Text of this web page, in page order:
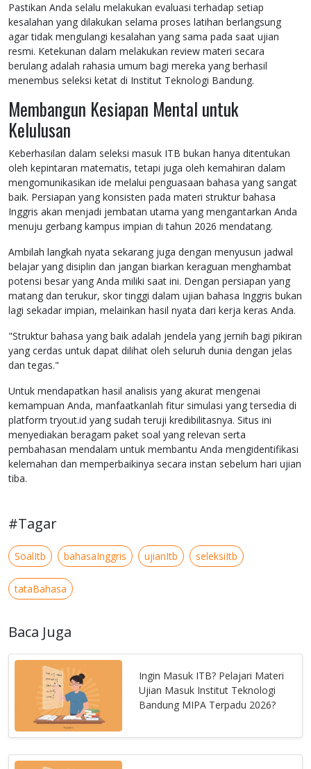
Pastikan Anda selalu melakukan evaluasi terhadap setiap
kesalahan yang dilakukan selama proses latihan berlangsung
agar tidak mengulangi kesalahan yang sama pada saat ujian
resmi. Ketekunan dalam melakukan review materi secara
berulang adalah rahasia umum bagi mereka yang berhasil
menembus seleksi ketat di Institut Teknologi Bandung.
Membangun Kesiapan Mental untuk
Kelulusan
Keberhasilan dalam seleksi masuk ITB bukan hanya ditentukan
oleh kepintaran matematis, tetapi juga oleh kemahiran dalam
mengomunikasikan ide melalui penguasaan bahasa yang sangat
baik. Persiapan yang konsisten pada materi struktur bahasa
Inggris akan menjadi jembatan utama yang mengantarkan Anda
menuju gerbang kampus impian di tahun 2026 mendatang.
Ambilah langkah nyata sekarang juga dengan menyusun jadwal
belajar yang disiplin dan jangan biarkan keraguan menghambat
potensi besar yang Anda miliki saat ini. Dengan persiapan yang
matang dan terukur, skor tinggi dalam ujian bahasa Inggris bukan
lagi sekadar impian, melainkan hasil nyata dari kerja keras Anda.
"Struktur bahasa yang baik adalah jendela yang jernih bagi pikiran
yang cerdas untuk dapat dilihat oleh seluruh dunia dengan jelas
dan tegas."
Untuk mendapatkan hasil analisis yang akurat mengenai
kemampuan Anda, manfaatkanlah fitur simulasi yang tersedia di
platform tryout.id yang sudah teruji kredibilitasnya. Situs ini
menyediakan beragam paket soal yang relevan serta
pembahasan mendalam untuk membantu Anda mengidentifikasi
kelemahan dan memperbaikinya secara instan sebelum hari ujian
tiba.
#Tagar
SoalItb bahasaInggris ujianItb seleksiItb
tataBahasa
Baca Juga
Ingin Masuk ITB? Pelajari Materi
Ujian Masuk Institut Teknologi
Bandung MIPA Terpadu 2026?